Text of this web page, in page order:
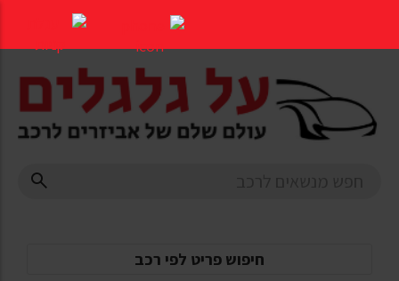
העמוד
חיפוש פריט לפי רכב